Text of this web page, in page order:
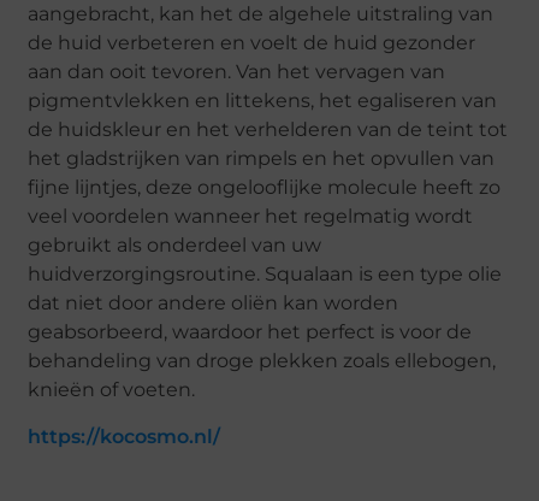
aangebracht, kan het de algehele uitstraling van
de huid verbeteren en voelt de huid gezonder
aan dan ooit tevoren. Van het vervagen van
pigmentvlekken en littekens, het egaliseren van
de huidskleur en het verhelderen van de teint tot
het gladstrijken van rimpels en het opvullen van
fijne lijntjes, deze ongelooflijke molecule heeft zo
veel voordelen wanneer het regelmatig wordt
gebruikt als onderdeel van uw
huidverzorgingsroutine. Squalaan is een type olie
dat niet door andere oliën kan worden
geabsorbeerd, waardoor het perfect is voor de
behandeling van droge plekken zoals ellebogen,
knieën of voeten.
https://kocosmo.nl/